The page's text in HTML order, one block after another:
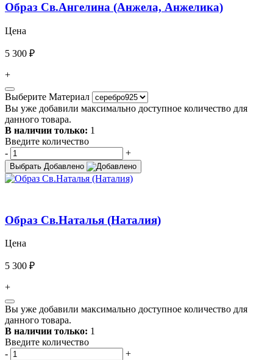
Образ Св.Ангелина (Анжела, Анжелика)
Цена
5 300 ₽
+
Выберите Материал
Вы уже добавили максимально доступное количество для
данного товара.
В наличии только: 1
Введите количество
-
+
Выбрать Добавлено
Образ Св.Наталья (Наталия)
Цена
5 300 ₽
+
Вы уже добавили максимально доступное количество для
данного товара.
В наличии только: 1
Введите количество
-
+